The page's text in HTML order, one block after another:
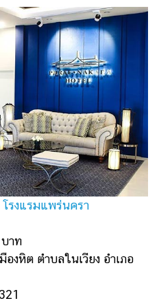
รงแรมแพร่นครา
าท
องหิต ตำบลในเวียง อำเภอ